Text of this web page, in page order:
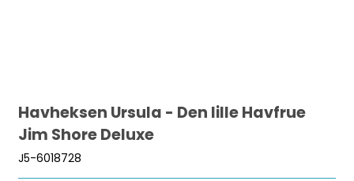
Havheksen Ursula - Den lille Havfrue
Jim Shore Deluxe
J5-6018728